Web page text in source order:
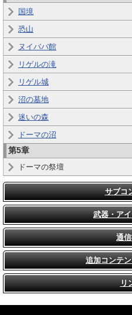
国境
恐山
ヌイババ館
リゲルの滝
リゲル城
沼の墓地
迷いの森
ドーマの沼
第5章
ドーマの祭壇
サブコ
武器・ア
通
追加コンテ
リ